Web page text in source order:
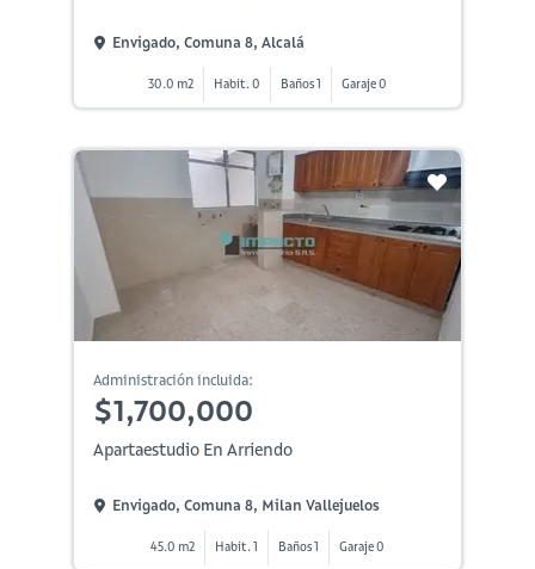
Envigado, Comuna 8, Alcalá
30.0 m2 Habit. 0 Baños 1 Garaje 0
Administración incluida:
$1,700,000
Apartaestudio En Arriendo
Envigado, Comuna 8, Milan Vallejuelos
45.0 m2 Habit. 1 Baños 1 Garaje 0